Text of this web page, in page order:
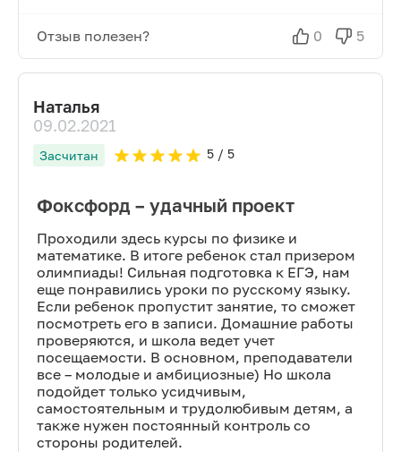
Отзыв полезен? 0 5
Наталья
09.02.2021
Засчитан 5/ 5
Фоксфорд – удачный проект
Проходили здесь курсы по физике и
математике. В итоге ребенок стал призером
олимпиады! Сильная подготовка к ЕГЭ, нам
еще понравились уроки по русскому языку.
Если ребенок пропустит занятие, то сможет
посмотреть его в записи. Домашние работы
проверяются, и школа ведет учет
посещаемости. В основном, преподаватели
все – молодые и амбициозные) Но школа
подойдет только усидчивым,
самостоятельным и трудолюбивым детям, а
также нужен постоянный контроль со
стороны родителей.